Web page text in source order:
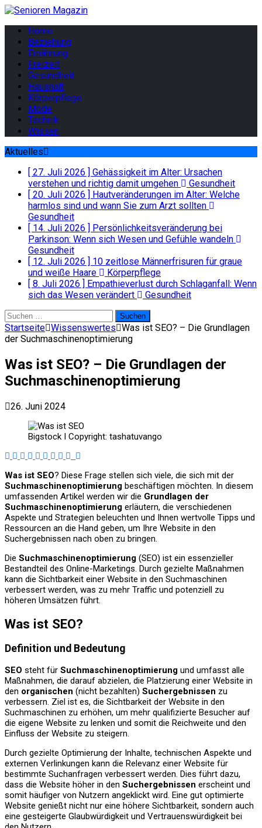
Home
Beziehung
Ernährung
Freizeit
Gesundheit
Haushalt
Körperpflege
Mode
Technik
Wissen
Aktuelles
[ 27. Juli 2026 ] Gehässigkeit im Alter: Ursachen
verstehen und richtig damit umgehen
Gesundheit
[ 20. Juli 2026 ] Hautveränderungen im Alter: Welche
harmlos sind und wann Sie zum Arzt sollten
Gesundheit
[ 14. Juli 2026 ] Persönlichkeitsveränderung bei
Parkinson: Wenn sich Wesen und Gefühle wandeln
Gesundheit
[ 12. Juli 2026 ] 10 zeitlose Männerfrisuren für graue
und weiße Haare
Körperpflege
[ 8. Juli 2026 ] Empathieverlust durch Schlaganfall: Wenn
sich das Wesen verändert
Gesundheit
Suchen
nach:
Startseite Wissenswertes Was ist SEO? – Die Grundlagen
der Suchmaschinenoptimierung
Was ist SEO? – Die Grundlagen der
Suchmaschinenoptimierung
26. Juni 2024
Bigstock I Copyright: tashatuvango
Was ist SEO? Diese Frage stellen sich viele, die sich mit der
Suchmaschinenoptimierung beschäftigen möchten. In diesem
umfassenden Artikel werden wir die Grundlagen der
Suchmaschinenoptimierung erläutern, die verschiedenen
Aspekte und Strategien beleuchten und Ihnen wertvolle Tipps und
Ressourcen an die Hand geben, um Ihre Website in den
Suchergebnissen nach oben zu bringen.
Die Suchmaschinenoptimierung (SEO) ist ein essenzieller
Bestandteil des Online-Marketings. Durch gezielte Maßnahmen
kann die Sichtbarkeit einer Website in den Suchmaschinen
verbessert werden, was zu mehr Traffic und potenziell zu
höheren Umsätzen führt.
Was ist SEO?
Definition und Bedeutung
SEO steht für Suchmaschinenoptimierung und umfasst alle
Maßnahmen, die darauf abzielen, die Platzierung einer Website in
den organischen (nicht bezahlten) Suchergebnissen zu
verbessern. Ziel ist es, die Sichtbarkeit der Website in den
Suchmaschinen zu erhöhen, um mehr qualifizierte Besucher auf
die eigene Website zu lenken und somit die Reichweite und den
Einfluss der Website zu steigern.
Durch gezielte Optimierung der Inhalte, technischen Aspekte und
externen Verlinkungen kann die Relevanz einer Website für
bestimmte Suchanfragen verbessert werden. Dies führt dazu,
dass die Website höher in den Suchergebnissen erscheint und
somit häufiger von Nutzern angeklickt wird. Eine gut optimierte
Website genießt nicht nur eine höhere Sichtbarkeit, sondern auch
eine gesteigerte Glaubwürdigkeit und Vertrauenswürdigkeit bei